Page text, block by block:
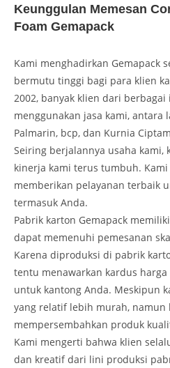
Keunggulan Memesan
Foam Gemapack
Kami menghadirkan Gemapack
bermutu tinggi bagi para klien
2002, banyak klien dari
menggunakan jasa kami, antara
Palmarin, bcp, dan Kurnia
Seiring berjalannya usaha kami,
kinerja kami terus tumbuh.
memberikan pelayanan terbaik
termasuk Anda.
Pabrik karton Gemapack
dapat memenuhi pemesanan
Karena diproduksi di pabrik
tentu menawarkan kardus
untuk kantong Anda. Meskipun
yang relatif lebih murah, namun
mempersembahkan produk
Kami mengerti bahwa klien
dan kreatif dari lini produksi